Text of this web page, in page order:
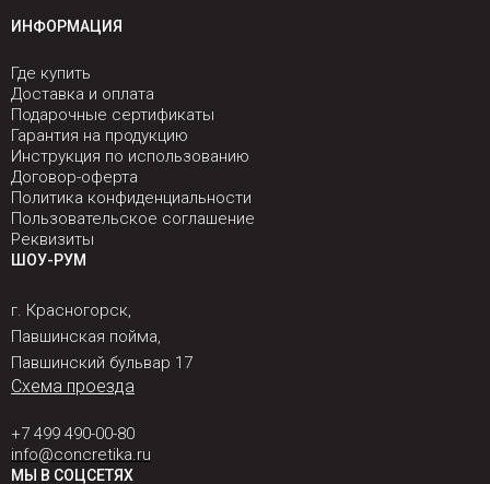
ИНФОРМАЦИЯ
Где купить
Доставка и оплата
Подарочные сертификаты
Гарантия на продукцию
Инструкция по использованию
Договор-оферта
Политика конфиденциальности
Пользовательское соглашение
Реквизиты
ШОУ-РУМ
г. Красногорск,
Павшинская пойма,
Павшинский бульвар 17
Схема проезда
+7 499 490-00-80
info@concretika.ru
МЫ В СОЦСЕТЯХ